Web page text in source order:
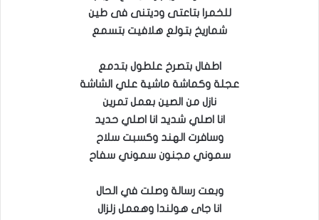
للخمرا بتاعتى وديتنى فى طين
شماريخ بتولع هلافيت بتسمع
اطفال بتصرخ علطول بتدمع
عجلة وكماشة ماشية علي الشاشة
نازل من الصين بعمل تمرين
انا اصلي شديد انا اصلي حديد
وسافرت الهند وكسبت سلاح
سموني مجنون سموني سفاح
وبعت رسالة وصلت في الحال
انا جاى هولندا وهعمل زلزال